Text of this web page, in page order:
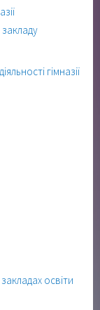
гімназії
освіти